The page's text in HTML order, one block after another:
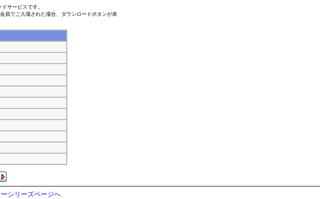
サービスです。
員でご入場された場合、ダウンロードボタンが表
シリーズページへ